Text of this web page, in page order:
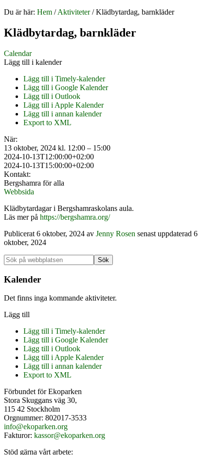
Du är här: Hem / Aktiviteter /Klädbytardag, barnkläder
Klädbytardag, barnkläder
Calendar
Lägg till i kalender
Lägg till i Timely-kalender
Lägg till i Google Kalender
Lägg till i Outlook
Lägg till i Apple Kalender
Lägg till i annan kalender
Export to XML
När:
13 oktober, 2024 kl. 12:00 – 15:00
2024-10-13T12:00:00+02:00
2024-10-13T15:00:00+02:00
Kontakt:
Bergshamra för alla
Webbsida
Klädbytardagar i Bergshamraskolans aula.
Läs mer på https://bergshamra.org/
Publicerat 6 oktober, 2024 av Jenny Rosen senast uppdaterad 6
oktober, 2024
Primärt
sidofält
Sök
på
webbplatsen
Kalender
Det finns inga kommande aktiviteter.
Lägg till
Lägg till i Timely-kalender
Lägg till i Google Kalender
Lägg till i Outlook
Lägg till i Apple Kalender
Lägg till i annan kalender
Export to XML
Footer
Förbundet för Ekoparken
Stora Skuggans väg 30,
115 42 Stockholm
Orgnummer: 802017-3533
info@ekoparken.org
Fakturor: kassor@ekoparken.org
Stöd gärna vårt arbete: